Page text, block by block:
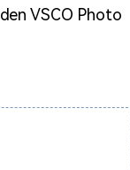
VSCO Photo